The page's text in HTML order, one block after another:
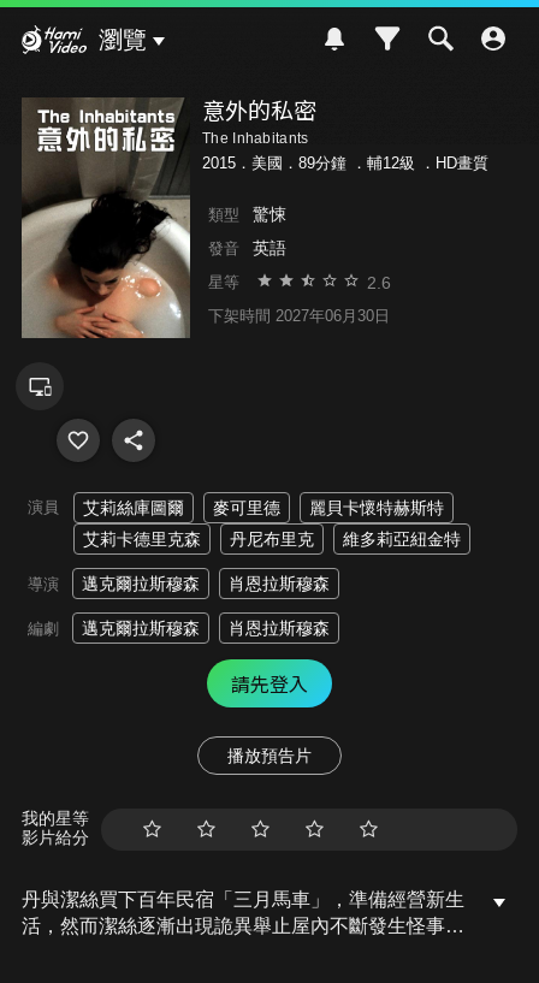
瀏覽
意外的私密
The Inhabitants
2015．美國．89分鐘 ． 輔12級 ．HD畫質
類型 驚悚
發音 英語
星等 2.6
下架時間 2027年06月30日
演員 艾莉絲庫圖爾 麥可里德
麗貝卡懷特赫斯特
艾莉卡德里克森
丹尼布里克 維多莉亞紐金特
導演 邁克爾拉斯穆森 肖恩拉斯穆森
編劇 邁克爾拉斯穆森 肖恩拉斯穆森
請先登入
播放預告片
我的星等
影片給分
丹與潔絲買下百年民宿「三月馬車」，準備經營新生
活，然而潔絲逐漸出現詭異舉止屋內不斷發生怪事，